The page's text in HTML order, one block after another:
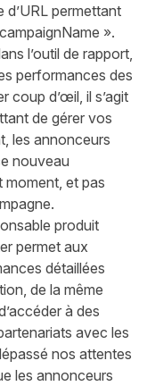
d’URL permettant
».
l’outil de rapport,
performances des
coup d’œil, il s’agit
de gérer vos
les annonceurs
nouveau
moment, et pas
produit
permet aux
détaillées
de la même
à des
avec les
nos attentes
les annonceurs